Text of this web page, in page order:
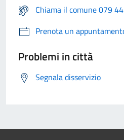
Chiama il comune 079
Prenota un
Problemi in città
Segnala disservizio